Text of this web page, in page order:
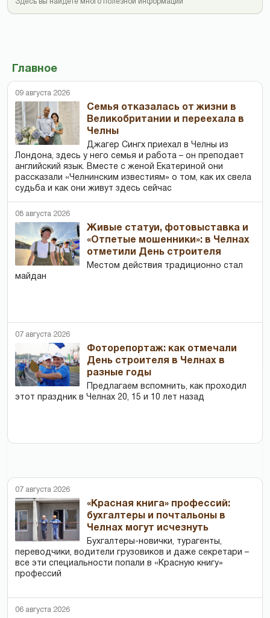
Здесь вы найдете много полезной информации
Главное
09 августа 2026
Семья отказалась от жизни в
Великобритании и переехала в
Челны
Джагер Сингх приехал в Челны из
Лондона, здесь у него семья и работа – он преподает
английский язык. Вместе с женой Екатериной они
рассказали «Челнинским известиям» о том, как их свела
судьба и как они живут здесь сейчас
08 августа 2026
Живые статуи, фотовыставка и
«Отпетые мошенники»: в Челнах
отметили День строителя
Местом действия традиционно стал
майдан
07 августа 2026
Фоторепортаж: как отмечали
День строителя в Челнах в
разные годы
Предлагаем вспомнить, как проходил
этот праздник в Челнах 20, 15 и 10 лет назад
07 августа 2026
«Красная книга» профессий:
бухгалтеры и почтальоны в
Челнах могут исчезнуть
Бухгалтеры-новички, тур­агенты,
переводчики, водители грузовиков и даже секретари –
все эти специальности попали в «Красную книгу»
профессий
06 августа 2026